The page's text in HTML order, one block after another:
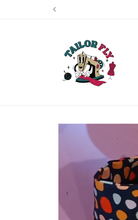
Skip to
product
information